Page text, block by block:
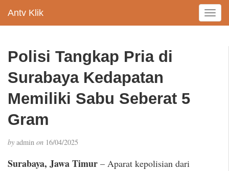
Antv Klik
T
o
Polisi Tangkap Pria di
Surabaya Kedapatan
Memiliki Sabu Seberat 5
Gram
by admin on 16/04/2025
Surabaya, Jawa Timur – Aparat kepolisian dari